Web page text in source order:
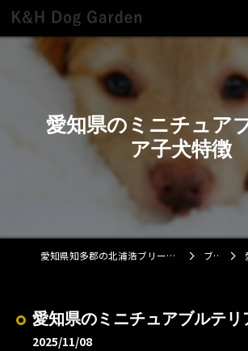
愛知県のミニチュア
ア子犬特徴
愛知県知多郡の北浦浩ブリーダーならK&H Dog Garden ブログ
愛知県のミニチュアブルテ
2025/11/08